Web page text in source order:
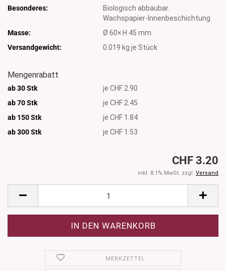
Besonderes:
Biologisch abbaubar.
Wachspapier-Innenbeschichtung
Masse:
Ø 60× H 45 mm
Versandgewicht:
0.019 kg je Stück
Mengenrabatt
ab 30 Stk
je CHF 2.90
ab 70 Stk
je CHF 2.45
ab 150 Stk
je CHF 1.84
ab 300Stk je CHF 1.53
CHF 3.20
inkl. 8.1% MwSt. zzgl. Versand
MERKZETTEL